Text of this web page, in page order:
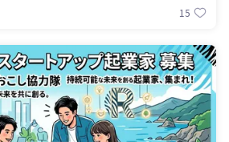
15